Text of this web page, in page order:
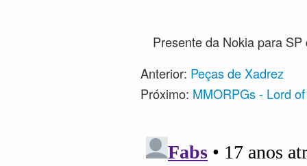
Presente da Nokia para SP
Anterior: Peças de Xadrez
Próximo: MMORPGs - Lord